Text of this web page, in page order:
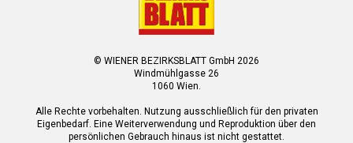
© WIENER BEZIRKSBLATT GmbH 2026
Windmühlgasse 26
1060 Wien.
Alle Rechte vorbehalten. Nutzung ausschließlich für den privaten
Eigenbedarf. Eine Weiterverwendung und Reproduktion über den
persönlichen Gebrauch hinaus ist nicht gestattet.